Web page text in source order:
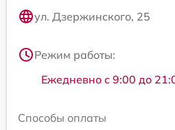
ул. Дзержинского, 25
Режим работы:
Ежедневно с 9:00 до
Способы оплаты